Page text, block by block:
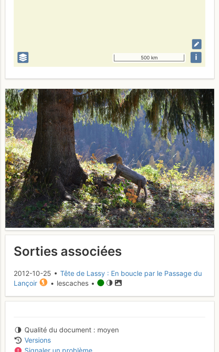
500 km i
Sorties associées
2012-10-25 • Tête de Lassy : En boucle par le Passage du
Lançoir
• lescaches •
Qualité du document
moyen
Versions